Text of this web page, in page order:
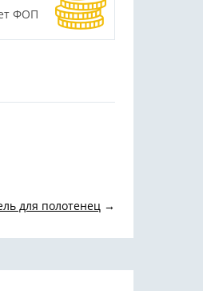
ФОП
для полотенец →